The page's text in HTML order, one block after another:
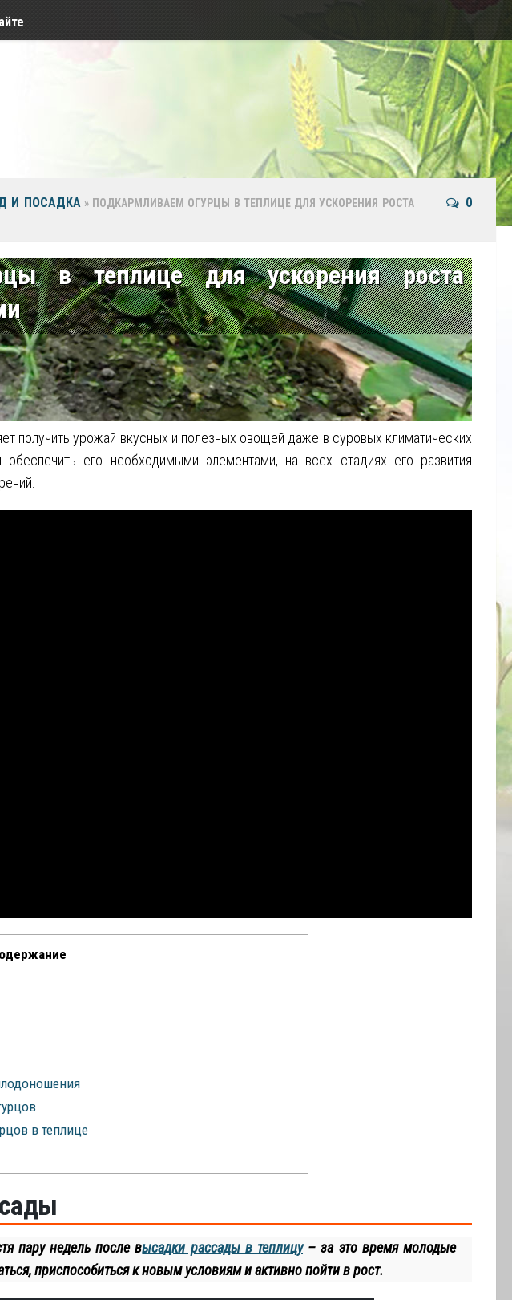
И ПОСАДКА » ПОДКАРМЛИВАЕМ ОГУРЦЫ В ТЕПЛИЦЕ ДЛЯ УСКОРЕНИЯ РОСТА
0
в теплице для ускорения роста
получить урожай вкусных и полезных овощей даже в суровых климатических
его необходимыми элементами, на всех стадиях его развития
в теплице
пару недель после высадки рассады в теплицу– за это время молодые
приспособиться к новым условиям и активно пойти в рост.